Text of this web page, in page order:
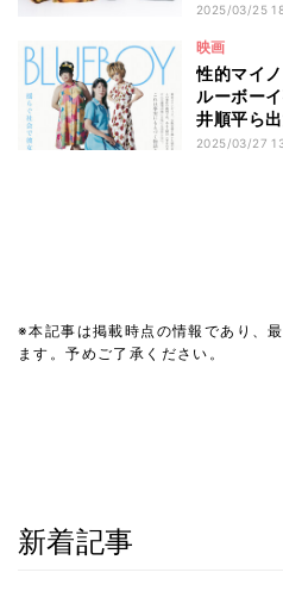
2025/03/25
映画
性的マイ
ルーボー
井順平ら
2025/03/27
※本記事は掲載時点の情報であり、
ます。予めご了承ください。
新着記事